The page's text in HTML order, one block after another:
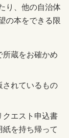
り、他の自治体
の本をできる限
所蔵をお確かめ
されているもの
クエスト申込書
を持ち帰って